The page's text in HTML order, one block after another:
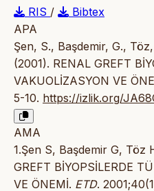
RIS /
Bibtex
APA
Şen, S., Başdemir, G.,
(2001). RENAL GREFT
VAKUOLİZASYON VE
5-10. https://izlik.org/
AMA
1.Şen S, Başdemir G, Töz
GREFT BİYOPSİLERDE
VE ÖNEMİ. ETD.